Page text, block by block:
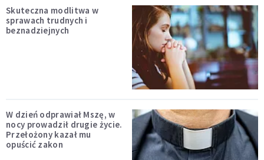
Skuteczna modlitwa w
sprawach trudnych i
beznadziejnych
W dzień odprawiał Mszę, w
nocy prowadził drugie życie.
Przełożony kazał mu
opuścić zakon